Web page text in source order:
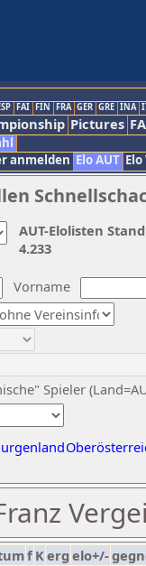
FAI FIN FRA GER GRE INA
Pictures
anmelden Elo AUT
Vorname
Spieler
AUT-Elolisten
4.233
f Kerg elo+/-